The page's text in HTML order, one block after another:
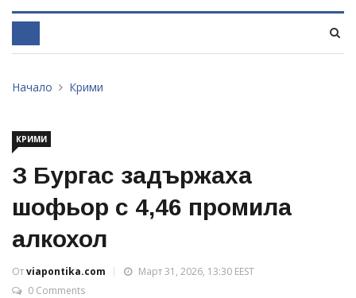
Начало Крими
КРИМИ
З Бургас задържаха
шофьор с 4,46 промила
алкохол
Отviapontika.com
Март 31, 2026, 13:30 EEST
0 Comments